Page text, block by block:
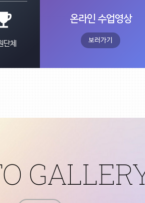
단체
온라인 수업영상
보러가기